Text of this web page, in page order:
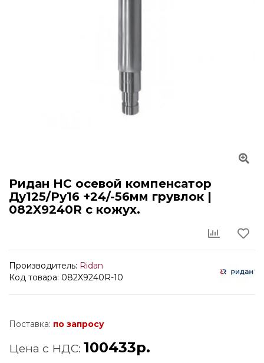
Ридан НС осевой компенсатор
Ду125/Ру16 +24/-56мм грувлок |
082X9240R с кожух.
Производитель: Ridan
Код товара: 082X9240R-10
Поставка: по запросу
Цена с НДС: 100433р.